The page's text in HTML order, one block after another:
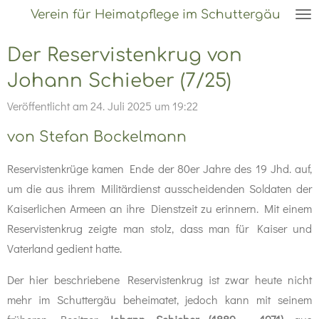
springen
Verein für Heimatpflege im Schuttergäu
Der Reservistenkrug von
Johann Schieber (7/25)
Veröffentlicht am 24. Juli 2025 um 19:22
von Stefan Bockelmann
Reservistenkrüge kamen Ende der 80er Jahre des 19 Jhd. auf,
um die aus ihrem Militärdienst ausscheidenden Soldaten der
Kaiserlichen Armeen an ihre Dienstzeit zu erinnern. Mit einem
Reservistenkrug zeigte man stolz, dass man für Kaiser und
Vaterland gedient hatte.
Der hier beschriebene Reservistenkrug ist zwar heute nicht
mehr im Schuttergäu beheimatet, jedoch kann mit seinem